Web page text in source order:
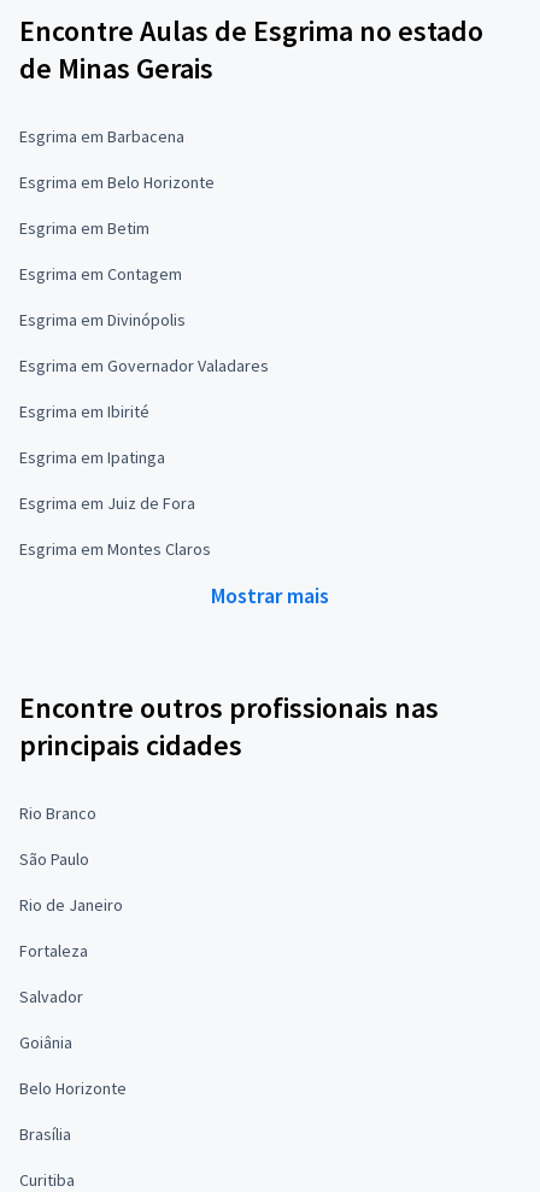
Encontre Aulas de Esgrima no estado
de Minas Gerais
Esgrima em Barbacena
Esgrima em Belo Horizonte
Esgrima em Betim
Esgrima em Contagem
Esgrima em Divinópolis
Esgrima em Governador Valadares
Esgrima em Ibirité
Esgrima em Ipatinga
Esgrima em Juiz de Fora
Esgrima em Montes Claros
Mostrar mais
Encontre outros profissionais nas
principais cidades
Rio Branco
São Paulo
Rio de Janeiro
Fortaleza
Salvador
Goiânia
Belo Horizonte
Brasília
Curitiba